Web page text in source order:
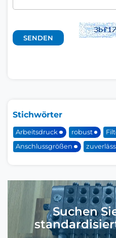
Stichwörter
Arbeitsdruck robust
Anschlussgrößen
Suchen